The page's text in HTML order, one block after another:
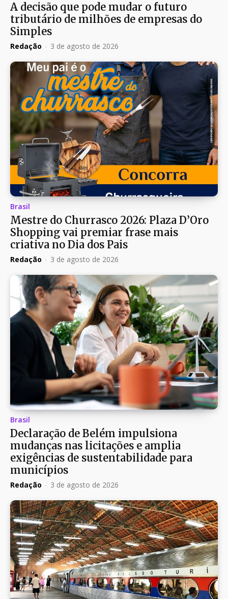
A decisão que pode mudar o futuro
tributário de milhões de empresas do
Simples
Redação - 3 de agosto de 2026
Brasil
Mestre do Churrasco 2026: Plaza D’Oro
Shopping vai premiar frase mais
criativa no Dia dos Pais
Redação - 3 de agosto de 2026
Brasil
Declaração de Belém impulsiona
mudanças nas licitações e amplia
exigências de sustentabilidade para
municípios
Redação - 3 de agosto de 2026